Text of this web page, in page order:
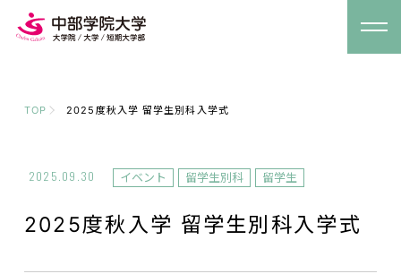
TOP 2025度秋入学 留学生別科入学式
2025.09.30 イベント 留学生別科 留学生
2025度秋入学 留学生別科入学式